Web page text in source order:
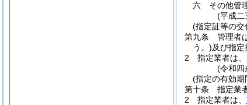
六
その他管
(平成二
(指定証等の交
第九条
管理者
う。)及び指定
2
指定業者は
(令和四
(指定の有効期
第十条
指定業
2
指定業者は、